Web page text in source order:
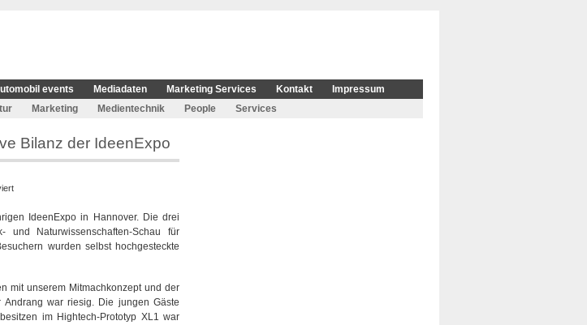
events Mediadaten Marketing Services Kontakt
Impressum
Marketing Medientechnik People Services
Bilanz der IdeenExpo
für
Autostadt
und
phaeno
Bilanz
der
IdeenExpo
IdeenExpo in Hannover. Die drei
Naturwissenschaften-Schau für
wurden selbst hochgesteckte
mit unserem Mitmachkonzept und der
war riesig. Die jungen Gäste
im Hightech-Prototyp XL1 war